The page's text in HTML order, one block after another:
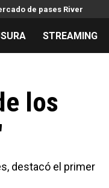
de pases River
STREAMING
los
destacó el primer